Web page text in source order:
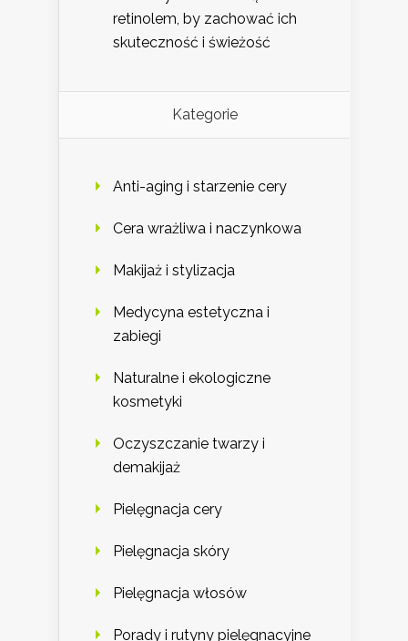
retinolem, by zachować ich
skuteczność i świeżość
Kategorie
Anti-aging i starzenie cery
Cera wrażliwa i naczynkowa
Makijaż i stylizacja
Medycyna estetyczna i
zabiegi
Naturalne i ekologiczne
kosmetyki
Oczyszczanie twarzy i
demakijaż
Pielęgnacja cery
Pielęgnacja skóry
Pielęgnacja włosów
Porady i rutyny pielęgnacyjne